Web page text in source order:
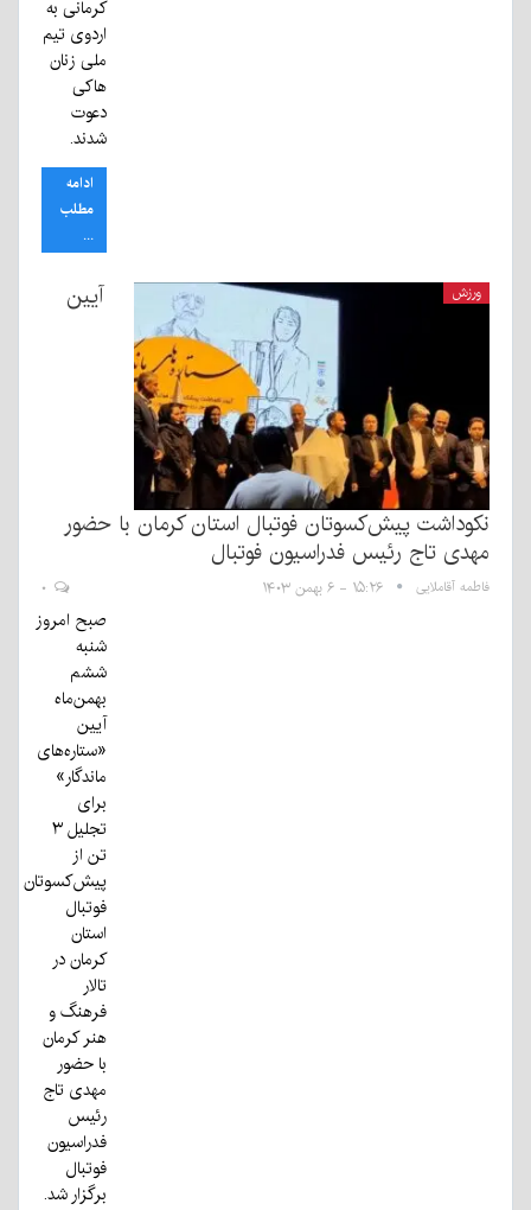
کرمانی به
اردوی تیم
ملی زنان
هاکی
دعوت
شدند.
ادامه
مطلب
...
ورزش آیین
نکوداشت پیش‌کسوتان فوتبال استان کرمان با حضور
مهدی تاج رئیس فدراسیون فوتبال
فاطمه آقاملایی ۱۵:۲۶ - ۶ بهمن ۱۴۰۳
صبح امروز
شنبه
ششم
بهمن‌ماه
آیین
«ستاره‌های
ماندگار»
برای
تجلیل ۳
تن از
پیش‌کسوتان
فوتبال
استان
کرمان در
تالار
فرهنگ و
هنر کرمان
با حضور
مهدی تاج
رئیس
فدراسیون
فوتبال
برگزار شد.